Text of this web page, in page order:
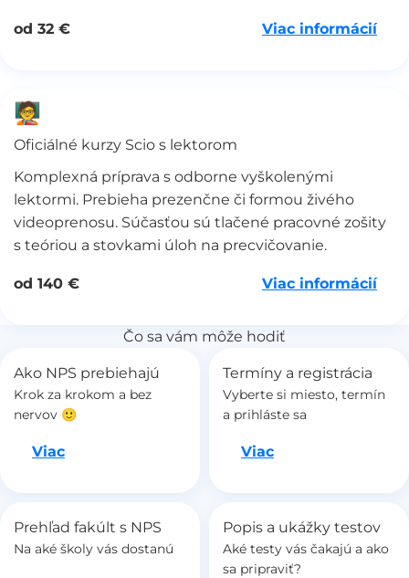
od 32 € Viac informácií
🧑‍🏫
Oficiálné kurzy Scio s lektorom
Komplexná príprava s odborne vyškolenými
lektormi. Prebieha prezenčne či formou živého
videoprenosu. Súčasťou sú tlačené pracovné zošity
s teóriou a stovkami úloh na precvičovanie.
od 140 € Viac informácií
Čo sa vám môže hodiť
Ako NPS prebiehajú
Krok za krokom a bez
nervov 🙂
ViacIdeme na to
Termíny a registrácia
Vyberte si miesto, termín
a prihláste sa
ViacIdeme na to
Prehľad fakúlt s NPS
Na aké školy vás dostanú
Popis a ukážky testov
Aké testy vás čakajú a ako
sa pripraviť?